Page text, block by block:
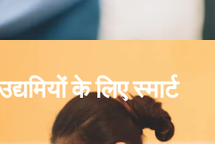
के लिए स्मार्ट